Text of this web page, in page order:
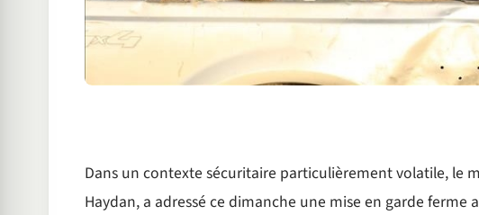
Dans un contexte sécuritaire particulièrement volatile, le
Haydan, a adressé ce dimanche une mise en garde